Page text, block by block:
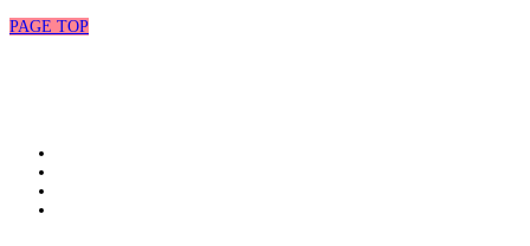
PAGE TOP